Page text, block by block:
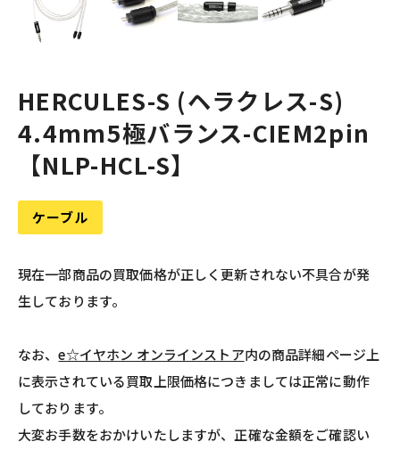
HERCULES-S (ヘラクレス-S)
4.4mm5極バランス-CIEM2pin
【NLP-HCL-S】
ケーブル
現在一部商品の買取価格が正しく更新されない不具合が発
生しております。
なお、e☆イヤホン オンラインストア内の商品詳細ページ上
に表示されている買取上限価格につきましては正常に動作
しております。
大変お手数をおかけいたしますが、正確な金額をご確認い